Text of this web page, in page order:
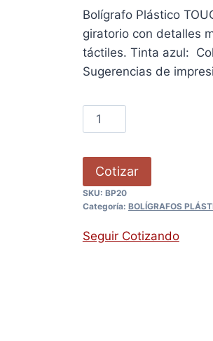
Bolígrafo Plástico
giratorio con detalles
táctiles. Tinta azul:
Sugerencias de
Cotizar
SKU: BP20
Categoría: BOLÍGRAFOS
Seguir Cotizando